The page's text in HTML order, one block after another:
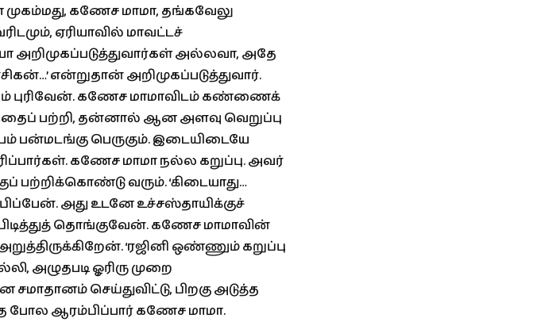
கணேச மாமா, தங்கவேலு
ஏரியாவில் மாவட்டச்
அல்லவா, அதே
என்றுதான் அறிமுகப்படுத்துவார்.
புரிவேன். கணேச மாமாவிடம் கண்ணைக்
பற்றி, தன்னால் ஆன அளவு வெறுப்பு
பன்மடங்கு பெருகும். இடையிடையே
கணேச மாமா நல்ல கறுப்பு. அவர்
பற்றிக்கொண்டு வரும். ‘கிடையாது…
அது உடனே உச்சஸ்தாயிக்குச்
தொங்குவேன். கணேச மாமாவின்
‘ரஜினி ஒண்ணும் கறுப்பு
அழுதபடி ஓரிரு முறை
செய்துவிட்டு, பிறகு அடுத்த
போல ஆரம்பிப்பார் கணேச மாமா.